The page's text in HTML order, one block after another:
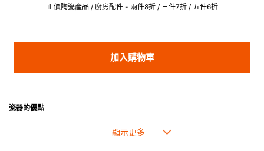
正價陶瓷產品 / 廚房配件 - 兩件8折 / 三件7折 / 五件6折
加入購物車
瓷器的優點
• 耐熱性極佳，適用於微波爐，也可放入焗爐，耐熱程度高達260℃。